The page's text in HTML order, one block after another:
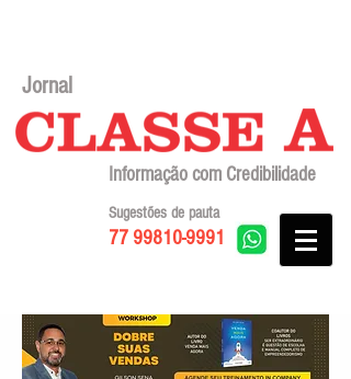
Jornal
Informação com Credibilidade
77 99810-9991
Sugestões de pauta